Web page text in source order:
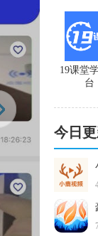
19课堂
台
今日